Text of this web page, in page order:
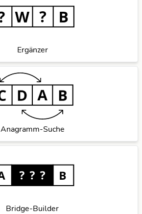
Ergänzer
Anagramm-Suche
Bridge-Builder